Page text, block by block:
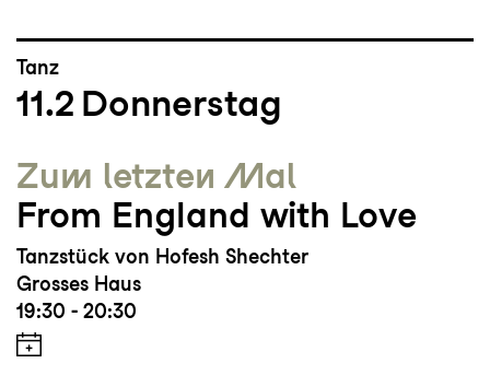
Tanz
11.2 Donnerstag
Zum letzten Mal
From England with Love
Tanzstück von Hofesh Shechter
Grosses Haus
19:30 - 20:30